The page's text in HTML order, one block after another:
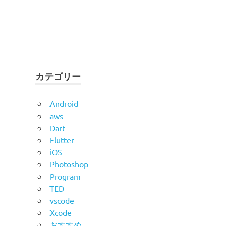
カテゴリー
Android
aws
Dart
Flutter
iOS
Photoshop
Program
TED
vscode
Xcode